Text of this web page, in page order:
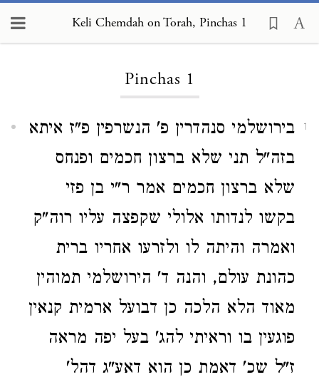
Keli Chemdah on Torah, Pinchas 1
Pinchas 1
1
בירושלמי סנהדרין פ' הנשרפין פ"ז איתא
בזה"ל תני שלא ברצון חכמים ופנחס
שלא ברצון חכמים אמר ר"י בן פזי
בקשו לנדותו אלולי שקפצה עליו רוה"ק
ואמרה והיתה לו ולזרעו אחריו ברית
כהונת עולם, והנה ד' הירושלמי תמוהין
מאוד הלא הלכה כן דבועל ארמית קנאין
פוגעין בו וראיתי להג' בעל יפה מראה
ז"ל שכ' דאמת כן הוא דאע"ג דהל'